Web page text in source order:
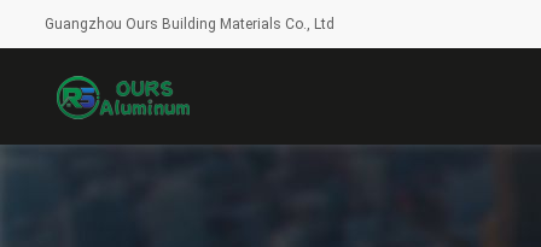
Guangzhou Ours Building Materials Co., Ltd